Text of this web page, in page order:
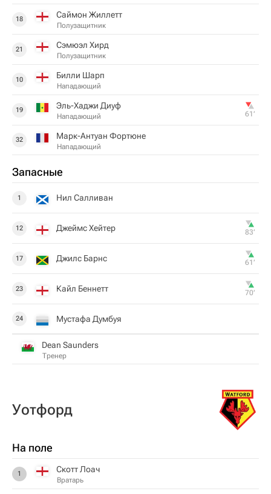
18 Саймон Жиллетт
Полузащитник
21 Сэмюэл Хирд
Полузащитник
10 Билли Шарп
Нападающий
19 Эль-Хаджи Диуф
Нападающий 61‎’‎
32 Марк-Антуан Фортюне
Нападающий
Запасные
1 Нил Салливан
12 Джеймс Хейтер 83‎’‎
17 Джилс Барнс 61‎’‎
23 Кайл Беннетт 70‎’‎
24 Мустафа Думбуя
Dean Saunders
Тренер
Уотфорд
На поле
1 Скотт Лоач
Вратарь